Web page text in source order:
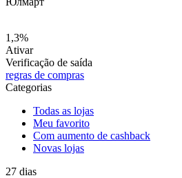
1,3%
Ativar
Verificação de saída
regras de compras
Categorias
Todas as lojas
Meu favorito
Com aumento de cashback
Novas lojas
27 dias